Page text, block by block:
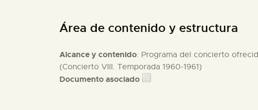
Área de contenido y estructura
Alcance y contenido: Programa del concierto
(Concierto VIII. Temporada 1960-1961)
Documento asociado